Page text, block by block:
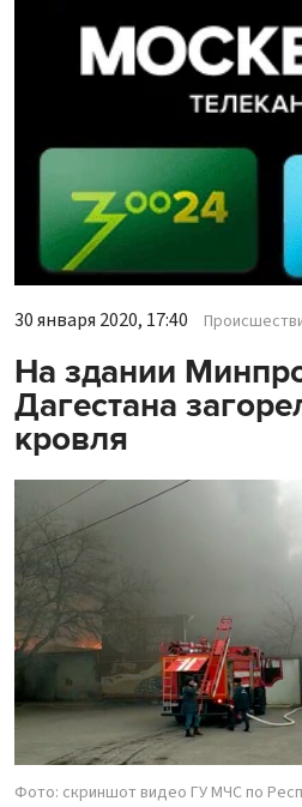
30 января 2020, 17:40
На здании
Дагестана
кровля
Фото: скриншот видео ГУ МЧС по